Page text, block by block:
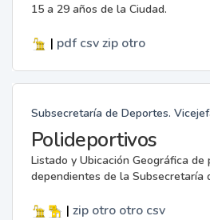
15 a 29 años de la Ciudad.
| pdf csv zip otro
Subsecretaría de Deportes.
Polideportivos
Listado y Ubicación Geográfica de
dependientes de la Subsecretaría
| zip otro otro csv